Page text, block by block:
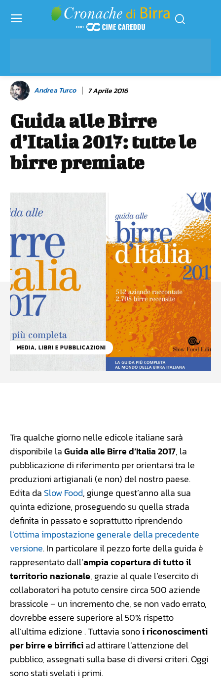
Andrea Turco 7 Aprile 2016
Guida alle Birre
d’Italia 2017: tutte le
birre premiate
MEDIA, LIBRI E PUBBLICAZIONI
Tra qualche giorno nelle edicole italiane sarà
disponibile laGuida alle Birre d’Italia 2017, la
pubblicazione di riferimento per orientarsi tra le
produzioni artigianali (e non) del nostro paese.
Edita da Slow Food, giunge quest’anno alla sua
quinta edizione, proseguendo su quella strada
definita in passato e soprattutto riprendendo
l’ottima impostazione generale della precedente
versione. In particolare il pezzo forte della guida è
rappresentato dall’ampia copertura di tutto il
territorio nazionale, grazie al quale l’esercito di
collaboratori ha potuto censire circa 500 aziende
brassicole – un incremento che, se non vado errato,
dovrebbe essere superiore al 50% rispetto
all’ultima edizione . Tuttavia sonoi riconoscimenti
per birre e birrificiad attirare l’attenzione del
pubblico, assegnati sulla base di diversi criteri. Oggi
sono stati svelati i primi.